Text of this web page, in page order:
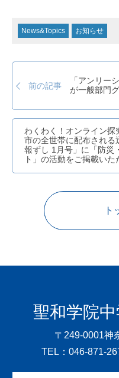
News&Topics お知らせ
前の記事
「アンリー
が一般部門
わくわく！オンライン
市の全世帯に配布される
報ずし 1月号」に「防災
ト」の活動をご掲載いた
ト
聖和学院
〒249-0001神
TEL：046-871-